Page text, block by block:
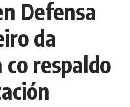
Defensa
da
respaldo